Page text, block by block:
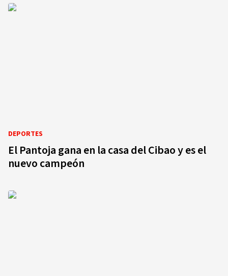
DEPORTES
El Pantoja gana en la casa del Cibao y es el
nuevo campeón